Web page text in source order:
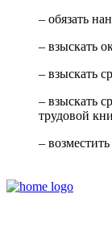
– обязать
– взыскать
– взыскать
– взыскать
трудовой
–